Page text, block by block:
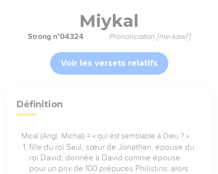
Miykal
Strong n°04324 Prononciation [me-kawl']
Voir les versets relatifs
Définition
Mical (Angl. Michal) = « qui est semblable à Dieu ? »
fille du roi Saül, sœur de Jonathan, épouse du
roi David; donnée à David comme épouse
pour un prix de 100 prépuces Philistins; alors